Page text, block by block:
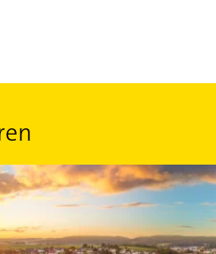
der Mietpreise in Deutschland